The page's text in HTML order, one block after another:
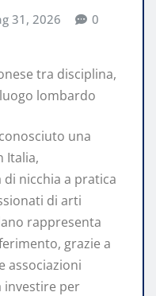
31, 2026 0
tra disciplina,
lombardo
una
Italia,
nicchia a pratica
di arti
rappresenta
grazie a
associazioni
investire per